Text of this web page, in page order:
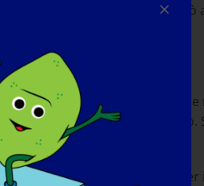
percorso alternativo, che può
forte. Non nego ciò che
cambiamenti che si verificano.
non governative